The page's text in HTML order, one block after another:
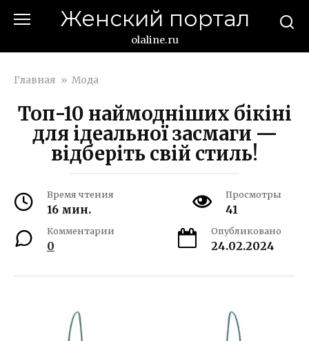
Женский портал
olaline.ru
Главная » Мода
Топ-10 наймодніших бікіні
для ідеальної засмаги —
відберіть свій стиль!
Время чтения
16 мин.
Просмотры
41
Комментарии
0
Опубликовано
24.02.2024